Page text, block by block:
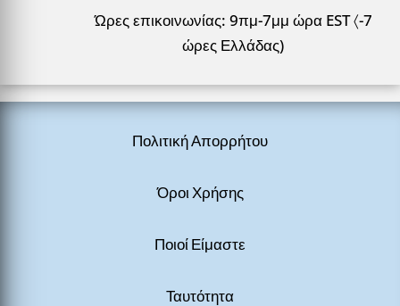
Ώρες επικοινωνίας: 9πμ-7μμ ώρα EST 〈-7
ώρες Ελλάδας)
Πολιτική Απορρήτου
Όροι Χρήσης
Ποιοί Είμαστε
Ταυτότητα